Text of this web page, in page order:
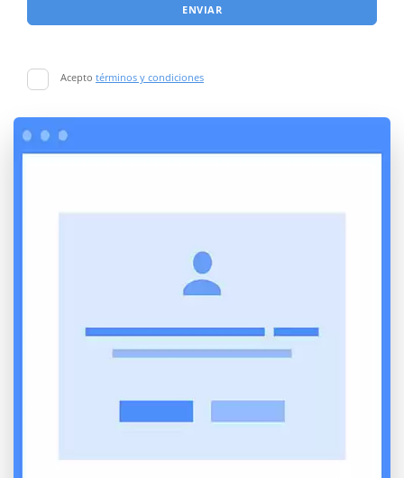
ENVIAR
Acepto términos y condiciones